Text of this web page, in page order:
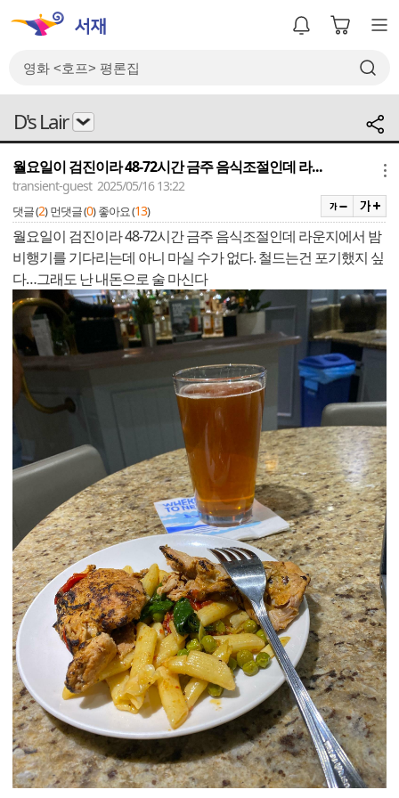
D's Lair
월요일이 검진이라 48-72시간 금주 음식조절인데 라...
transient-guest 2025/05/16 13:22
댓글 (2) 먼댓글 (0) 좋아요 (13)
월요일이 검진이라 48-72시간 금주 음식조절인데 라운지에서 밤
비행기를 기다리는데 아니 마실 수가 없다. 철드는건 포기했지 싶
다…그래도 난 내돈으로 술 마신다